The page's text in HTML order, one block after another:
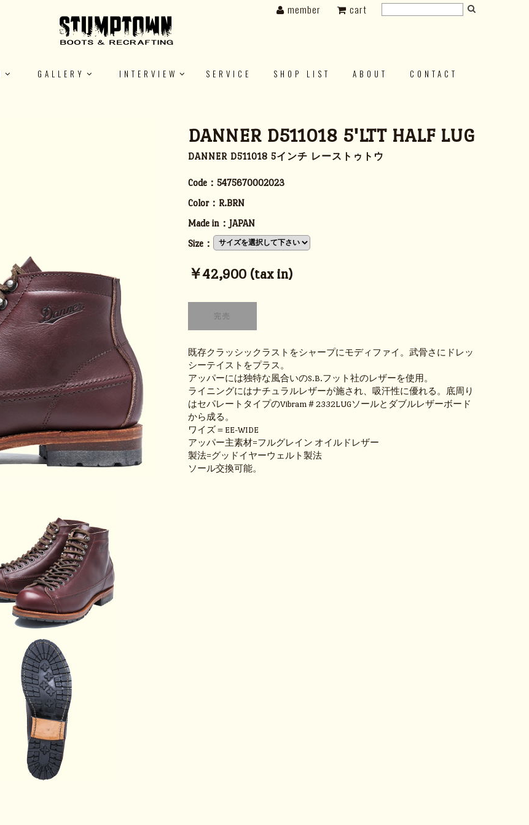
GALLERY INTERVIEW SERVICE SHOP LIST ABOUT CONTACT
member cart
DANNER D511018 5'LTT HALF LUG
DANNER D511018 5インチ レーストゥトウ
Code： 5475670002023
Color： R.BRN
Made in： JAPAN
Size：
￥42,900 (tax in)
既存クラッシックラストをシャープにモディファイ。武骨さにドレッ
シーテイストをプラス。
アッパーには独特な風合いのS.B.フット社のレザーを使用。
ライニングにはナチュラルレザーが施され、吸汗性に優れる。底周り
はセパレートタイプのVibram＃2332LUGソールとダブルレザーボード
から成る。
ワイズ＝EE-WIDE
アッパー主素材=フルグレイン オイルドレザー
製法=グッドイヤーウェルト製法
ソール交換可能。